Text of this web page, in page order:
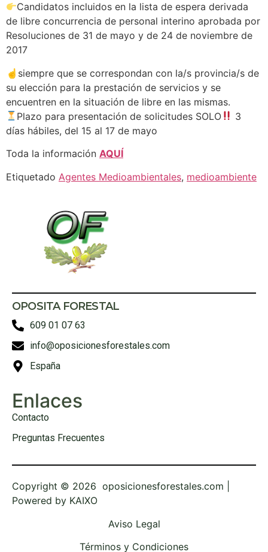
Candidatos incluidos en la lista de espera derivada
de libre concurrencia de personal interino aprobada por
Resoluciones de 31 de mayo y de 24 de noviembre de
2017
☝️siempre que se correspondan con la/s provincia/s de
su elección para la prestación de servicios y se
encuentren en la situación de libre en las mismas.
Plazo para presentación de solicitudes SOLO
3
días hábiles, del 15 al 17 de mayo
Toda la información AQUÍ
Etiquetado Agentes Medioambientales, medioambiente
OPOSITA FORESTAL
609 01 07 63
info@oposicionesforestales.com
España
Enlaces
Contacto
Preguntas Frecuentes
Copyright © 2026 oposicionesforestales.com |
Powered by KAIXO
Aviso Legal
Términos y Condiciones